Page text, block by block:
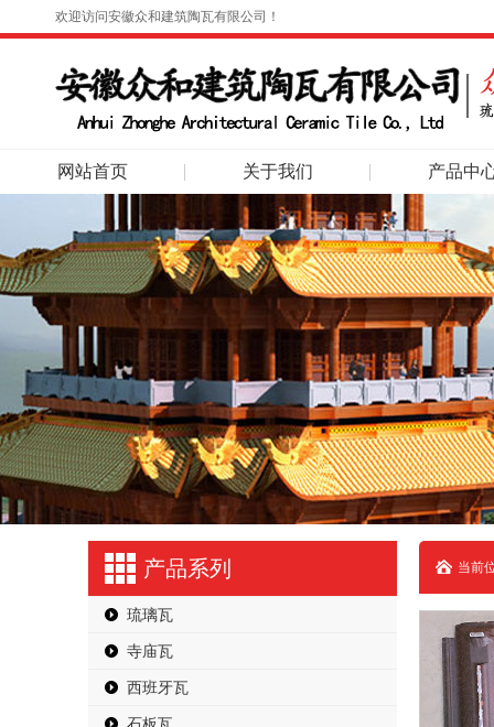
欢迎访问安徽众和建筑陶瓦有限公司！
网站首页 关于我们 产品中
产品系列
琉璃瓦
寺庙瓦
西班牙瓦
当前